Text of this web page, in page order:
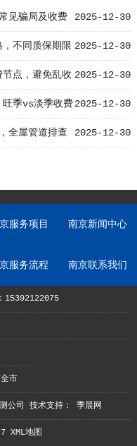
2025-12-30
见骗局及收费
2025-12-30
不同质保期限
2025-12-30
点，避免乱收
2025-12-30
旺季vs淡季收费
2025-12-30
全屋管道排查
服务项目 南京新闻中心
服务流程 南京联系我们
15392122075
市
公司 技术支持：季晨网
XML地图